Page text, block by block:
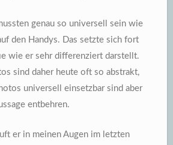
genau so universell sein wie
den Handys. Das setzte sich fort
wie er sehr differenziert darstellt.
sind daher heute oft so abstrakt,
universell einsetzbar sind aber
entbehren.
er in meinen Augen im letzten